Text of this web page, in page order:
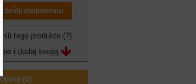
Prześlij znajomemu
tego produktu (?)
i dodaj swoją
Opinie (0)